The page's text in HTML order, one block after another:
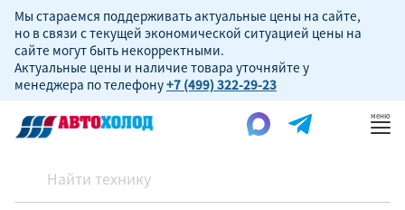
Мы стараемся поддерживать актуальные цены на сайте,
но в связи с текущей экономической ситуацией цены на
сайте могут быть некорректными.
Актуальные цены и наличие товара уточняйте у
менеджера по телефону+7 (499) 322-29-23